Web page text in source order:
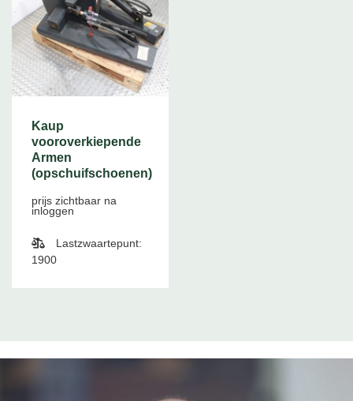
Kaup
vooroverkiepende
Armen
(opschuifschoenen)
prijs zichtbaar na
inloggen
Lastzwaartepunt:
1900